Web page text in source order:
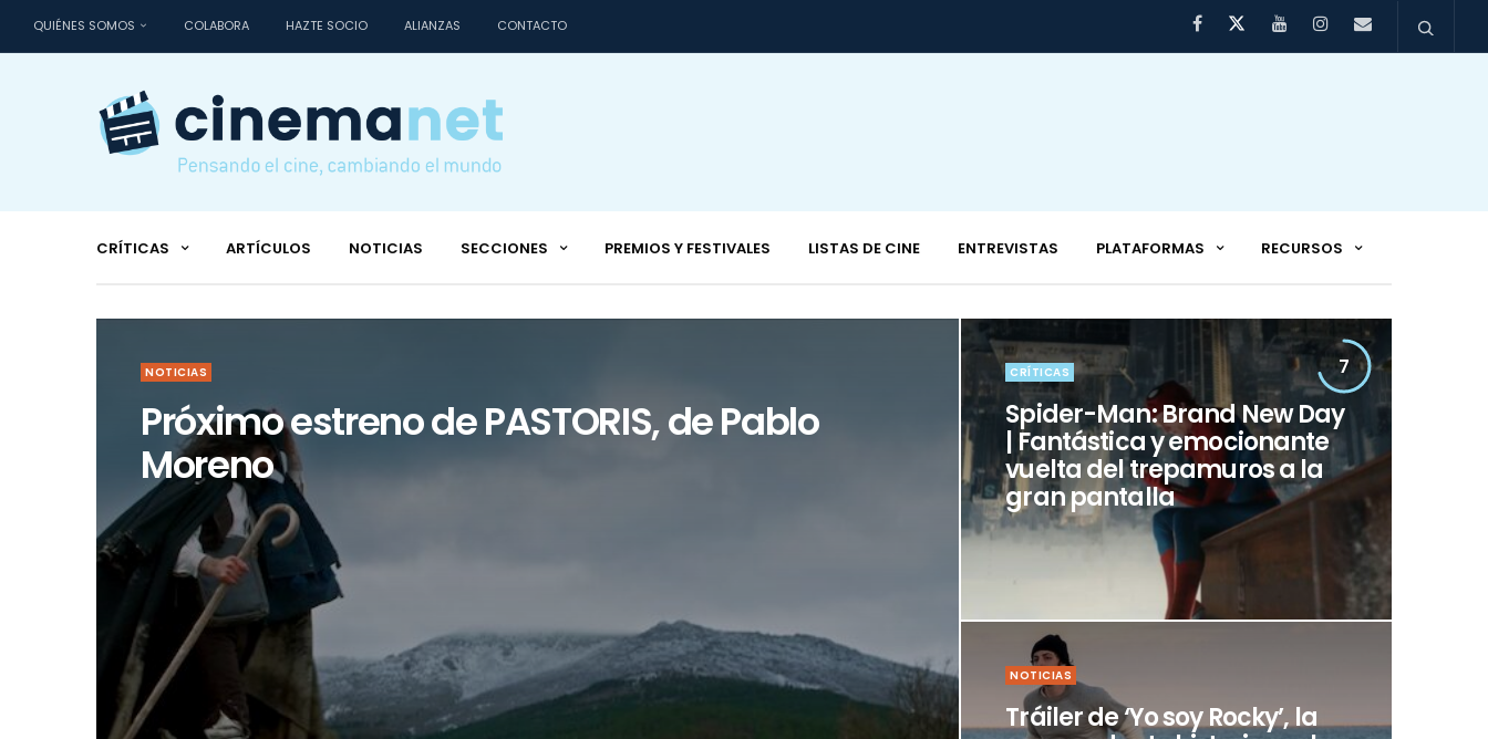
QUIÉNES SOMOS COLABORA HAZTE SOCIO ALIANZAS CONTACTO
CRÍTICAS ARTÍCULOS NOTICIAS SECCIONES PREMIOS Y FESTIVALES LISTAS DE CINE ENTREVISTAS PLATAFORMAS RECURSOS
NOTICIAS
Próximo estreno de PASTORIS, de Pablo
Moreno
7
CRÍTICAS
Spider-Man: Brand New Day
| Fantástica y emocionante
vuelta del trepamuros a la
gran pantalla
NOTICIAS
Tráiler de ‘Yo soy Rocky’, la